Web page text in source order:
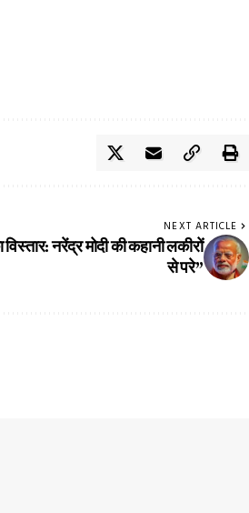
NEXT ARTICLE
नरेंद्र मोदी की कहानी लकीरों
से परे”